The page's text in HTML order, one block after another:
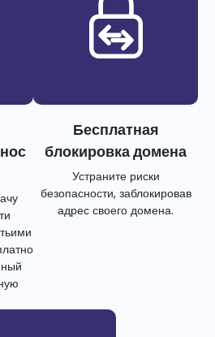
Бесплатная
блокировка домена
Устраните риски
безопасности, заблокировав
адрес своего домена.